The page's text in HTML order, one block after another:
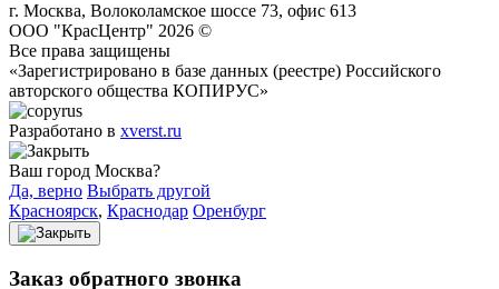
г. Москва, Волоколамское шоссе 73, офис 613
ООО "КрасЦентр" 2026 ©
Все права защищены
«Зарегистрировано в базе данных (реестре) Российского
авторского общества КОПИРУС»
Разработано в xverst.ru
Ваш город Москва?
Да, верно Выбрать другой
Красноярск, Краснодар Оренбург
Заказ обратного звонка